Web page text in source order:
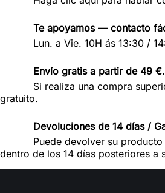
Te apoyamos — contacto
Lun. a Vie. 10H ás 13:30 /
Envío gratis a partir de 49 €.
Si realiza una compra
gratuito.
Devoluciones de 14 días /
Puede devolver su
dentro de los 14 días posteriores a